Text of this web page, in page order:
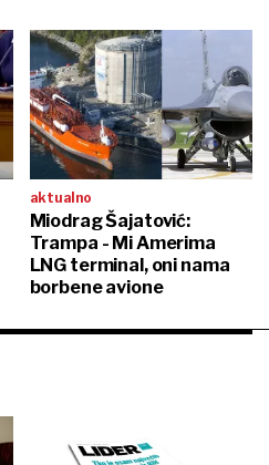
aktualno
Miodrag Šajatović:
Trampa - Mi Amerima
LNG terminal, oni nama
borbene avione